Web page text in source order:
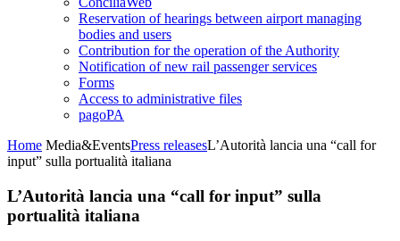
Reservation of hearings between airport managing
bodies and users
Contribution for the operation of the Authority
Notification of new rail passenger services
Forms
Access to administrative files
pagoPA
Home Media&EventsPress releasesL’Autorità lancia una “call for
input” sulla portualità italiana
L’Autorità lancia una “call for input” sulla
portualità italiana